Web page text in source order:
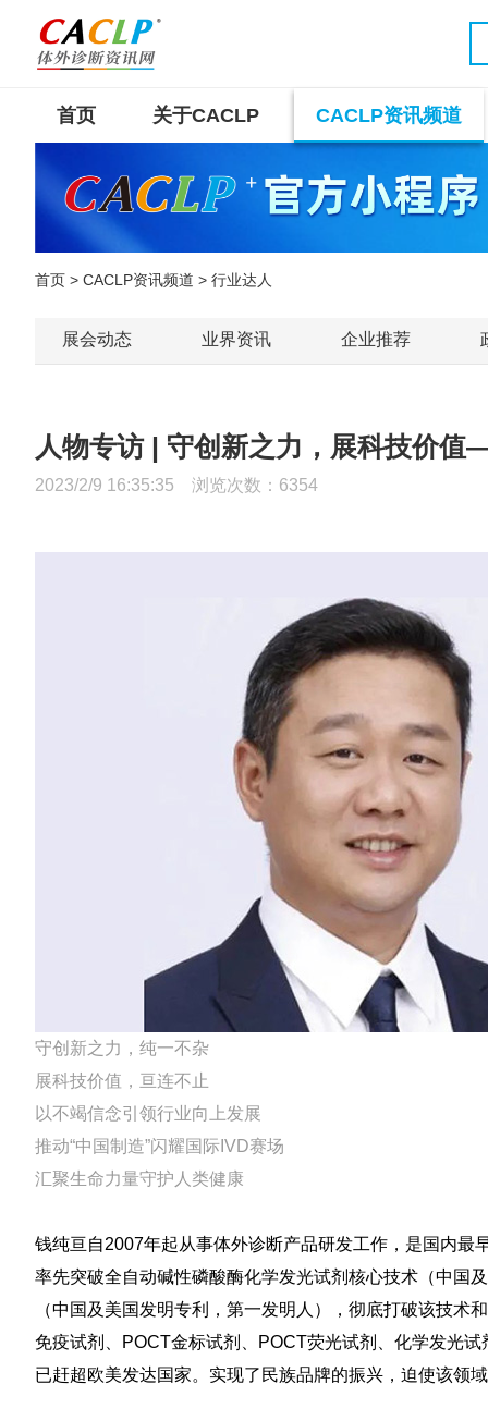
首页 关于CACLP CACLP资讯频道
首页 > CACLP资讯频道 > 行业达人
展会动态 业界资讯 企业推荐
人物专访 | 守创新之力，展科技价
2023/2/9 16:35:35 浏览次数： 6354
守创新之力，纯一不杂
展科技价值，亘连不止
以不竭信念引领行业向上发展
推动“中国制造”闪耀国际IVD赛场
汇聚生命力量守护人类健康
钱纯亘自2007年起从事体外诊断产品研发工作，是国内
率先突破全自动碱性磷酸酶化学发光试剂核心技术（中国
（中国及美国发明专利，第一发明人），彻底打破该技
免疫试剂、POCT金标试剂、POCT荧光试剂、化学发光
已赶超欧美发达国家。实现了民族品牌的振兴，迫使该领